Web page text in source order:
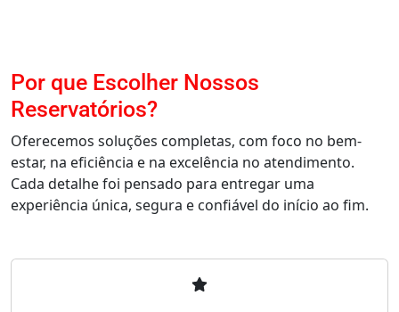
Por que Escolher Nossos
Reservatórios?
Oferecemos soluções completas, com foco no bem-
estar, na eficiência e na excelência no atendimento.
Cada detalhe foi pensado para entregar uma
experiência única, segura e confiável do início ao fim.